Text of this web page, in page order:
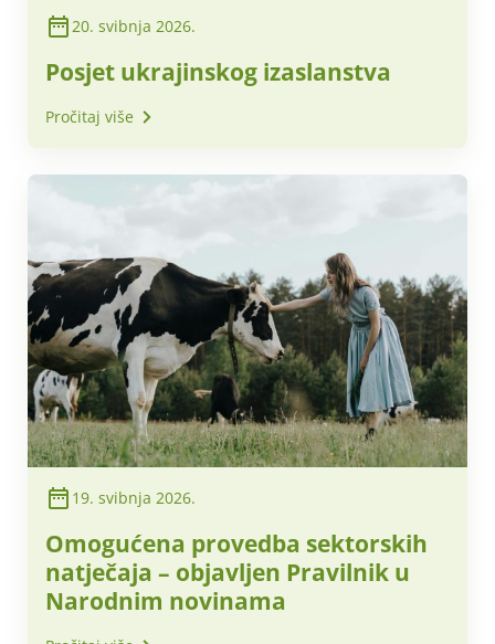
20. svibnja 2026.
Posjet ukrajinskog izaslanstva
Pročitaj više
19. svibnja 2026.
Omogućena provedba sektorskih
natječaja – objavljen Pravilnik u
Narodnim novinama